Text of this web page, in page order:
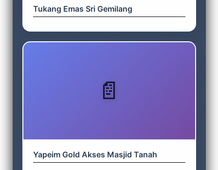
Tukang Emas Sri Gemilang
Yapeim Gold Akses Masjid Tanah